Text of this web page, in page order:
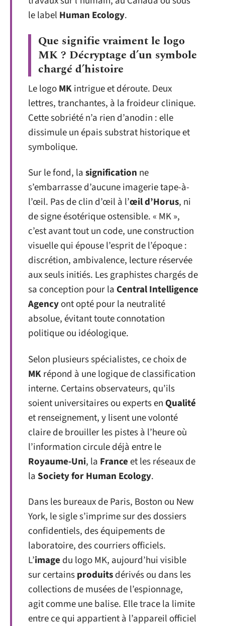
le label Human Ecology.
Que signifie vraiment le logo
MK ? Décryptage d’un symbole
chargé d’histoire
Le logoMKintrigue et déroute. Deux
lettres, tranchantes, à la froideur clinique.
Cette sobriété n’a rien d’anodin : elle
dissimule un épais substrat historique et
symbolique.
Sur le fond, lasignification ne
s’embarrasse d’aucune imagerie tape-à-
l’œil. Pas de clin d’œil à l’œil d’Horus, ni
de signe ésotérique ostensible. « MK »,
c’est avant tout un code, une construction
visuelle qui épouse l’esprit de l’époque :
discrétion, ambivalence, lecture réservée
aux seuls initiés. Les graphistes chargés de
sa conception pour la Central Intelligence
Agencyont opté pour la neutralité
absolue, évitant toute connotation
politique ou idéologique.
Selon plusieurs spécialistes, ce choix de
MKrépond à une logique de classification
interne. Certains observateurs, qu’ils
soient universitaires ou experts en Qualité
et renseignement, y lisent une volonté
claire de brouiller les pistes à l’heure où
l’information circule déjà entre le
Royaume-Uni, la Franceet les réseaux de
laSociety for Human Ecology.
Dans les bureaux de Paris, Boston ou New
York, le sigle s’imprime sur des dossiers
confidentiels, des équipements de
laboratoire, des courriers officiels.
L’image du logo MK, aujourd’hui visible
sur certainsproduitsdérivés ou dans les
collections de musées de l’espionnage,
agit comme une balise. Elle trace la limite
entre ce qui appartient à l’appareil officiel